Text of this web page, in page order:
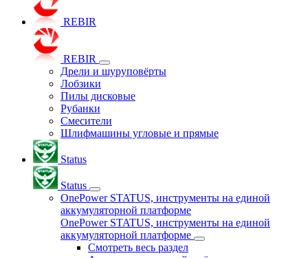
REBIR
REBIR
Дрели и шуруповёрты
Лобзики
Пилы дисковые
Рубанки
Смесители
Шлифмашины угловые и прямые
Status
Status
OnePower STATUS, инструменты на единой
аккумуляторной платформе
OnePower STATUS, инструменты на единой
аккумуляторной платформе
Смотреть весь раздел